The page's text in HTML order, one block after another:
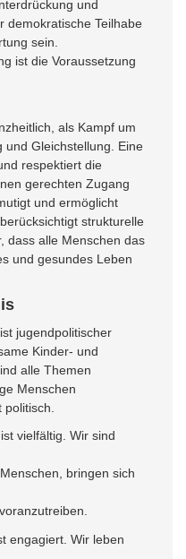
und
demokratische Teilhabe
sein.
ist die Voraussetzung
als Kampf um
und Gleichstellung. Eine
respektiert die
gerechten Zugang
und ermöglicht
strukturelle
dass alle Menschen das
und gesundes Leben
jugendpolitischer
Kinder- und
alle Themen
Menschen
vielfältig. Wir sind
bringen sich
engagiert. Wir leben